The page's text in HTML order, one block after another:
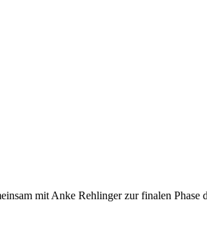
mit Anke Rehlinger zur finalen